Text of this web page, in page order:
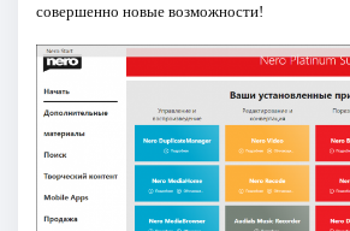
совершенно новые возможности!